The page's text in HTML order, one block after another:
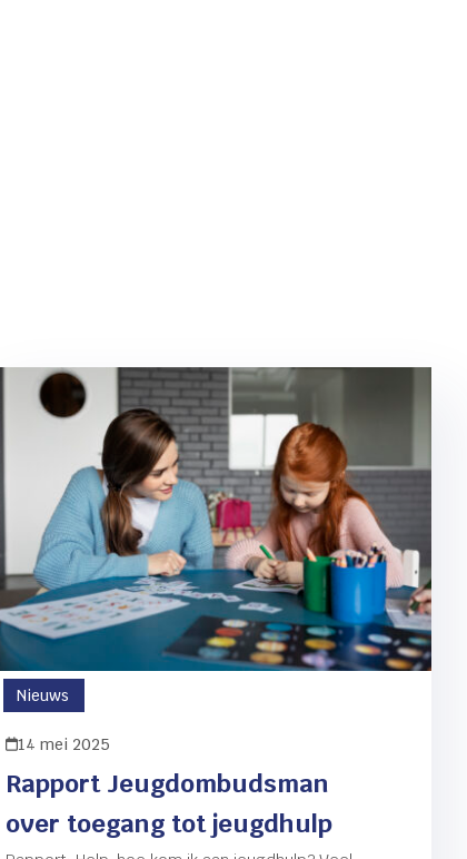
Rapport Jeugdombudsman
over toegang tot jeugdhulp
14 mei 2025
Nieuws